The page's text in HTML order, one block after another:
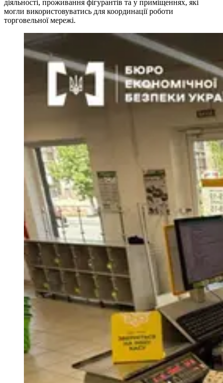
діяльності, проживання фігурантів та у приміщеннях, які
могли використовуватись для координації роботи
торговельної мережі.